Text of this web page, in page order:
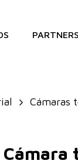
PARTNERS
Cámaras
Cámara